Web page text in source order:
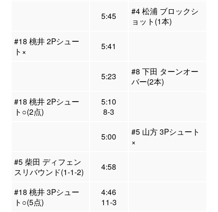
5:45
#4 松浦 ブロックシ
ョット(1本)
#18 桃井 2Pシュー
ト×
5:41
5:23
#8 下田 ターンオー
バー(2本)
#18 桃井 2Pシュー
ト○(2点)
5:10
8-3
5:00
#5 山方 3Pシュート
×
#5 柴田 ディフェン
スリバウンド(1-1-2)
4:58
#18 桃井 3Pシュー
ト○(5点)
4:46
11-3